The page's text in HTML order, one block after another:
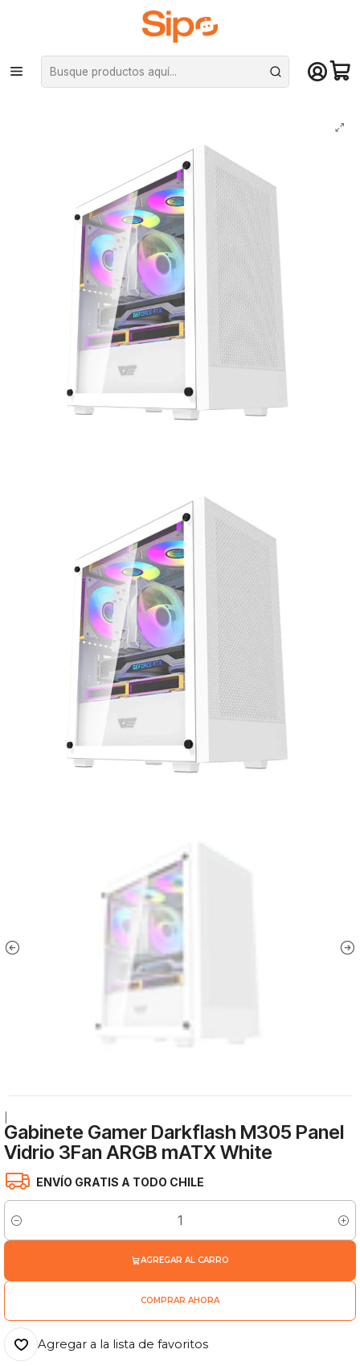
¡Compra hasta mediodía y recibe hoy! De lunes a sábado en el gran
Santiago. Envío gratis desde $29.990
Inicio Componentes PC Gabinete Micro ATX
Gabinete Gamer Darkflash M305 Panel Vidrio 3Fan ARGB mATX White
Gabinete Gamer Darkflash M305 Panel
Vidrio 3Fan ARGB mATX White
ENVÍO GRATIS A TODO CHILE
Cantidad
AGREGAR AL CARRO
COMPRAR AHORA
Agregar a la lista de favoritos